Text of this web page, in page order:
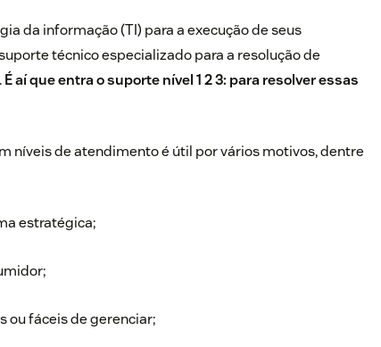
da informação (TI) para a execução de seus
técnico especializado para a resolução de
É aí que entra o suporte nível 1 2 3: para resolver essas
níveis de atendimento é útil por vários motivos, dentre
estratégica;
ou fáceis de gerenciar;